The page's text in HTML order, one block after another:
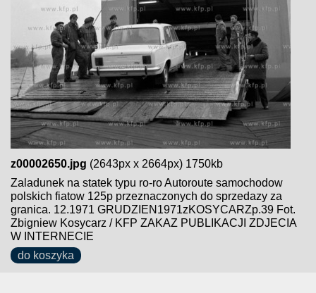
z00002650.jpg (2643px x 2664px) 1750kb
Zaladunek na statek typu ro-ro Autoroute samochodow
polskich fiatow 125p przeznaczonych do sprzedazy za
granica. 12.1971 GRUDZIEN1971zKOSYCARZp.39 Fot.
Zbigniew Kosycarz / KFP ZAKAZ PUBLIKACJI ZDJECIA
W INTERNECIE
do koszyka